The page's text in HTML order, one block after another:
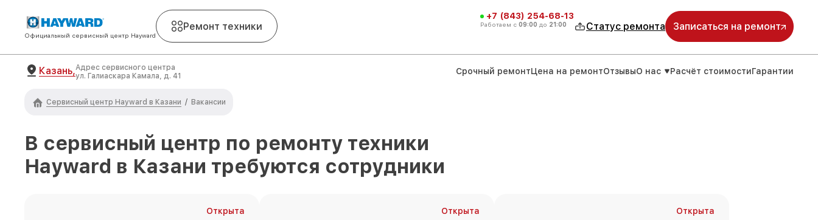
Официальный сервисный центр Hayward
Ремонт техники
+7 (843) 254-68-13
Работаем с 09:00 до 21:00 Статус ремонта Записаться на ремонт
Казань,Адрес сервисного центра
ул. Галиаскара Камала, д. 41
Срочный ремонтЦена на ремонтОтзывыО нас Расчёт стоимостиГарантии
Сервисный центр Hayward в Казани / Вакансии
В сервисный центр по ремонту техники
Hayward в Казани требуются сотрудники
Открыта Открыта Открыта